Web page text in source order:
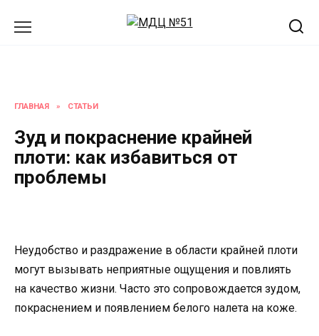
ГЛАВНАЯ » СТАТЬИ
Зуд и покраснение крайней
плоти: как избавиться от
проблемы
Неудобство и раздражение в области крайней плоти
могут вызывать неприятные ощущения и повлиять
на качество жизни. Часто это сопровождается зудом,
покраснением и появлением белого налета на коже.